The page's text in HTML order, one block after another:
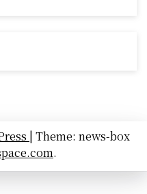
| Theme: news-box
.